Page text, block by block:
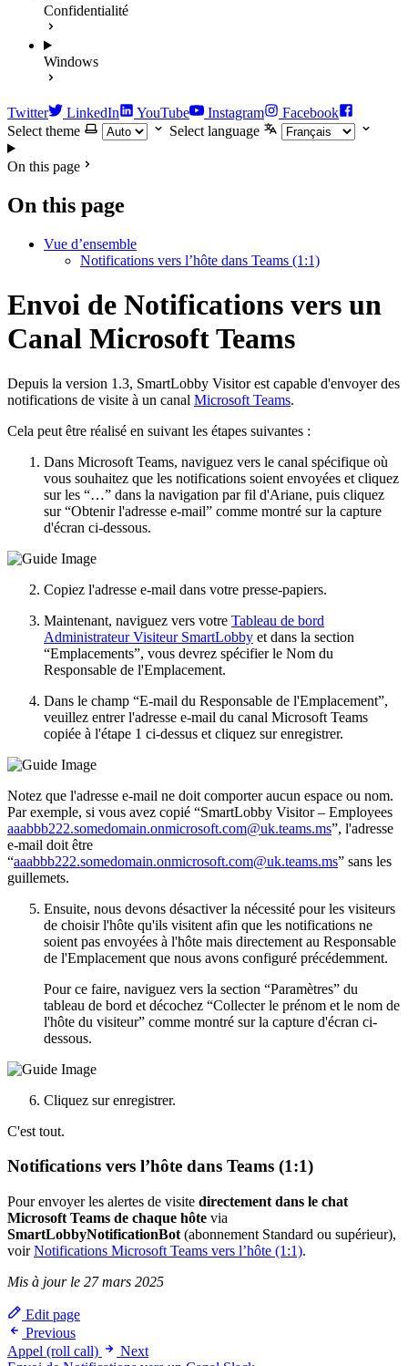
Confidentialité
Windows
Twitter LinkedIn YouTube Instagram
Facebook
Select theme
Select language
On this page
On this page
Vue d’ensemble
Notifications vers l’hôte dans Teams (1:1)
Envoi de Notifications vers un
Canal Microsoft Teams
Depuis la version 1.3, SmartLobby Visitor est capable d'envoyer des
notifications de visite à un canal Microsoft Teams.
Cela peut être réalisé en suivant les étapes suivantes :
Dans Microsoft Teams, naviguez vers le canal spécifique où
vous souhaitez que les notifications soient envoyées et cliquez
sur les “…” dans la navigation par fil d'Ariane, puis cliquez
sur “Obtenir l'adresse e-mail” comme montré sur la capture
d'écran ci-dessous.
Copiez l'adresse e-mail dans votre presse-papiers.
Maintenant, naviguez vers votre Tableau de bord
Administrateur Visiteur SmartLobby et dans la section
“Emplacements”, vous devrez spécifier le Nom du
Responsable de l'Emplacement.
Dans le champ “E-mail du Responsable de l'Emplacement”,
veuillez entrer l'adresse e-mail du canal Microsoft Teams
copiée à l'étape 1 ci-dessus et cliquez sur enregistrer.
Notez que l'adresse e-mail ne doit comporter aucun espace ou nom.
Par exemple, si vous avez copié “SmartLobby Visitor – Employees
aaabbb222.somedomain.onmicrosoft.com@uk.teams.ms”, l'adresse
e-mail doit être
“aaabbb222.somedomain.onmicrosoft.com@uk.teams.ms” sans les
guillemets.
Ensuite, nous devons désactiver la nécessité pour les visiteurs
de choisir l'hôte qu'ils visitent afin que les notifications ne
soient pas envoyées à l'hôte mais directement au Responsable
de l'Emplacement que nous avons configuré précédemment.
Pour ce faire, naviguez vers la section “Paramètres” du
tableau de bord et décochez “Collecter le prénom et le nom de
l'hôte du visiteur” comme montré sur la capture d'écran ci-
dessous.
Cliquez sur enregistrer.
C'est tout.
Notifications vers l’hôte dans Teams (1:1)
Pour envoyer les alertes de visite directement dans le chat
Microsoft Teams de chaque hôte via
SmartLobbyNotificationBot (abonnement Standard ou supérieur),
voirNotifications Microsoft Teams vers l’hôte (1:1).
Mis à jour le 27 mars 2025
Edit page
Previous
Appel (roll call)
Next